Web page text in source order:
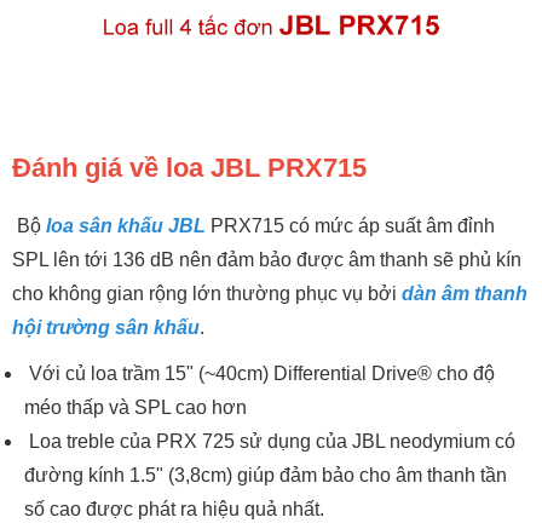
Đánh giá về loa JBL PRX715
Bộ loa sân khấu JBL PRX715 có mức áp suất âm đỉnh
SPL lên tới 136 dB nên đảm bảo được âm thanh sẽ phủ kín
cho không gian rộng lớn thường phục vụ bởi dàn âm thanh
hội trường sân khấu.
Với củ loa trầm 15" (~40cm) Differential Drive® cho độ
méo thấp và SPL cao hơn
Loa treble của PRX 725 sử dụng của JBL neodymium có
đường kính 1.5" (3,8cm) giúp đảm bảo cho âm thanh tần
số cao được phát ra hiệu quả nhất.